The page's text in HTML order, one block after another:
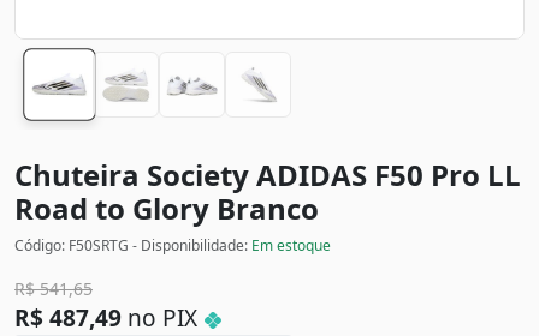
Chuteira Society ADIDAS F50 Pro LL
Road to Glory Branco
Código: F50SRTG - Disponibilidade: Em estoque
R$541,65
R$ 487,49 no PIX